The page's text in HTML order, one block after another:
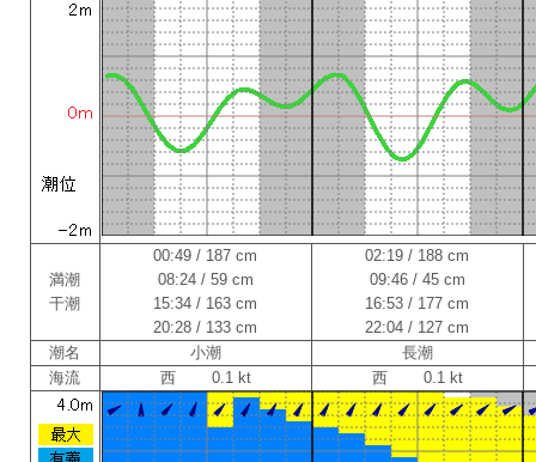
満潮
干潮
00:49 / 187 cm
08:24 / 59 cm
15:34 / 163 cm
20:28 / 133 cm
02:19 / 188 cm
09:46 / 45 cm
16:53 / 177 cm
22:04 / 127 cm
潮名
小潮
長潮
海流
西 0.1 kt 西 0.1 kt